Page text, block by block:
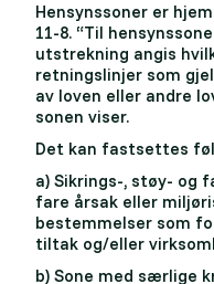
Hensynssoner er
11-8. “Til
utstrekning angis
retningslinjer som
av loven eller andre
sonen viser.
Det kan fastsettes
a) Sikrings-, støy- og
fare årsak eller
bestemmelser som
tiltak og/eller
b) Sone med særlige